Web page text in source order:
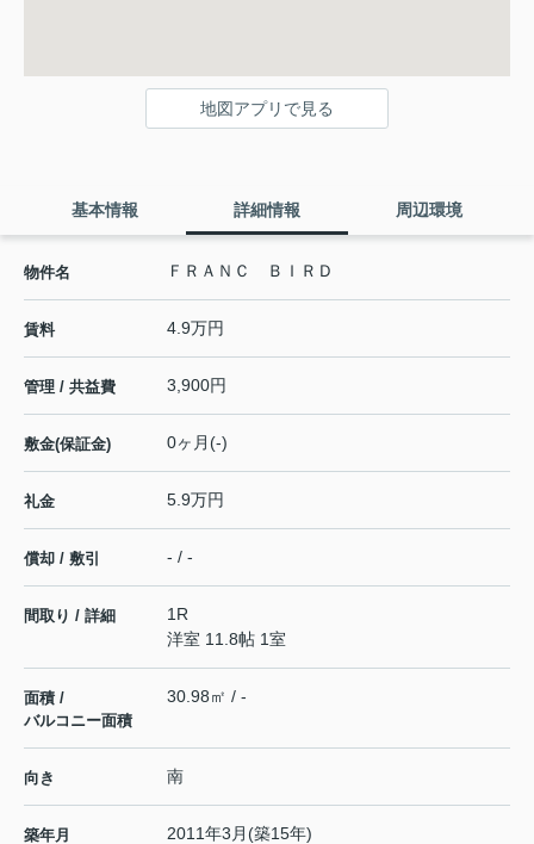
地図アプリで見る
基本情報 詳細情報 周辺環境
物件名 ＦＲＡＮＣ ＢＩＲＤ
賃料 4.9万円
管理 / 共益費 3,900円
敷金(保証金) 0ヶ月(-)
礼金 5.9万円
償却 / 敷引 - / -
間取り / 詳細
1R
洋室 11.8帖 1室
面積 /
バルコニー面積
30.98㎡ / -
向き 南
築年月 2011年3月(築15年)